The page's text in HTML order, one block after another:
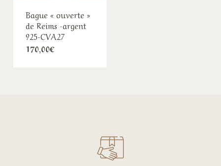
Bague « ouverte »
de Reims -argent
925-CVA27
170,00€